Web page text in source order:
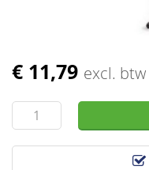
€ 11,79 excl. btw
Ga
het
begin
van